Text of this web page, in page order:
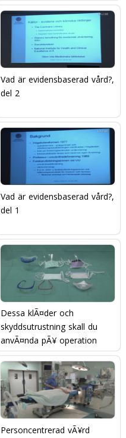
Vad är evidensbaserad vård?,
del 2
Vad är evidensbaserad vård?,
del 1
Dessa klÃ¤der och
skyddsutrustning skall du
anvÃ¤nda pÃ¥ operation
Personcentrerad vÃ¥rd